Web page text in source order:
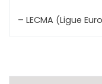
– LECMA (Ligue